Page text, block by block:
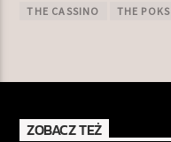
THE CASSINO THE POKS
ZOBACZ TEŻ